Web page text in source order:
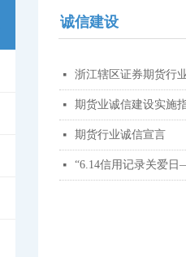
诚信建设
넷 浙江辖区证券期货行
넷 期货业诚信建设实施
넷 期货行业诚信宣言
넷 “6.14信用记录关爱